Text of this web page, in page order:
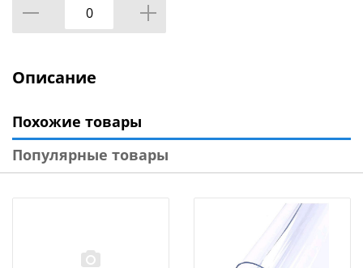
Описание
Похожие товары
Популярные товары